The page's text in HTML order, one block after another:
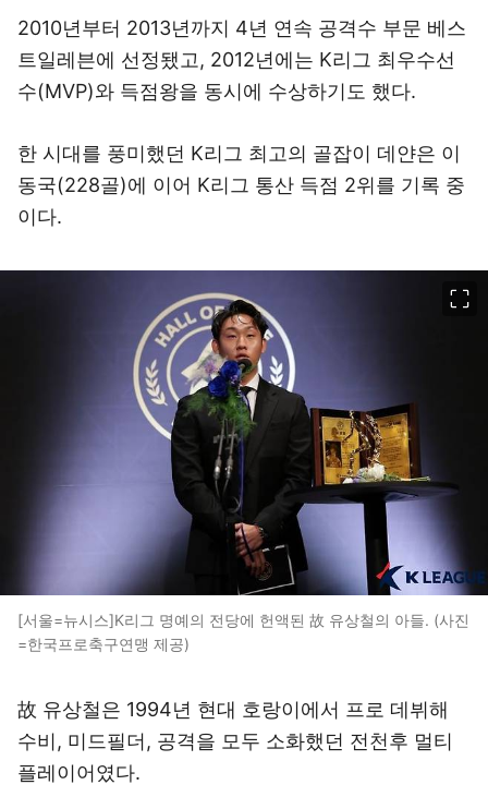
2010년부터 2013년까지 4년 연속 공격수 부문 베스
트일레븐에 선정됐고, 2012년에는 K리그 최우수선
수(MVP)와 득점왕을 동시에 수상하기도 했다.
한 시대를 풍미했던 K리그 최고의 골잡이 데얀은 이
동국(228골)에 이어 K리그 통산 득점 2위를 기록 중
이다.
[서울=뉴시스]K리그 명예의 전당에 헌액된 故 유상철의 아들. (사진
=한국프로축구연맹 제공)
故 유상철은 1994년 현대 호랑이에서 프로 데뷔해
수비, 미드필더, 공격을 모두 소화했던 전천후 멀티
플레이어였다.